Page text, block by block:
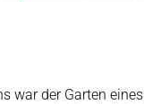
war der Garten eines